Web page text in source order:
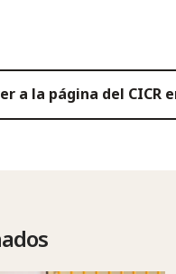
a la página del CICR